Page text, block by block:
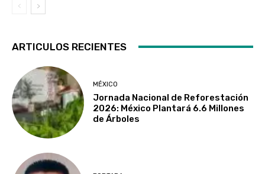
ARTICULOS RECIENTES
MÉXICO
Jornada Nacional de Reforestación
2026: México Plantará 6.6 Millones
de Árboles